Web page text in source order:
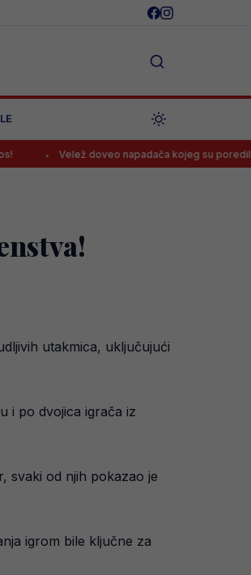
Velež doveo napadača kojeg su poredili sa
utakmica, uključujući
i po dvojica igrača iz
svaki od njih pokazao je
igrom bile ključne za